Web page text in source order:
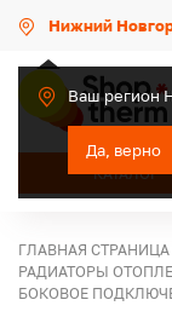
Нижний
Ваш регион
Да, верно
КАТАЛОГ
ГЛАВНАЯ СТРАНИЦА
РАДИАТОРЫ
БОКОВОЕ